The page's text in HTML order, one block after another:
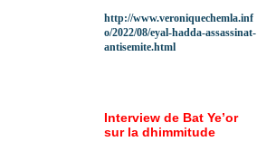
http://www.veroniquechemla.inf
o/2022/08/eyal-hadda-assassinat-
antisemite.html
Interview de Bat Ye’or
sur la dhimmitude